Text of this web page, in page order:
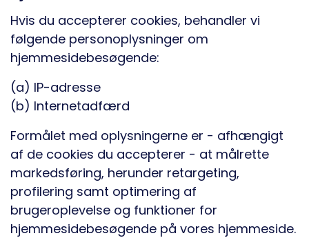
Hvis du accepterer cookies, behandler vi
følgende personoplysninger om
hjemmesidebesøgende:
(a) IP-adresse
(b) Internetadfærd
Formålet med oplysningerne er - afhængigt
af de cookies du accepterer - at målrette
markedsføring, herunder retargeting,
profilering samt optimering af
brugeroplevelse og funktioner for
hjemmesidebesøgende på vores hjemmeside.